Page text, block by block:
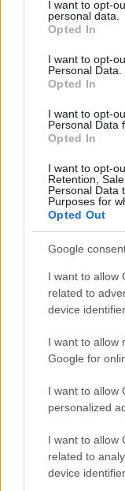
not limited to your
grant or deny
use your data for
consent section.
I want to opt-
personal data.
Opted In
I want to opt-
Personal Data.
Opted In
I want to opt-
Personal Data
Opted In
I want to opt-
Retention,
Personal Data
Purposes for
Opted Out
Google
I want to allow
related to
device
I want to allow
Google for
I want to allow
personalized
I want to allow
related to
device
állítólagos
DIVATBEMUTATÓ